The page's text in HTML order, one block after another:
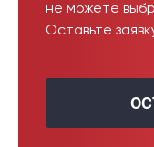
не можете
Оставьте